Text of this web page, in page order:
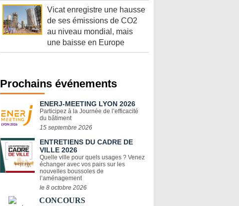
Vicat enregistre une hausse
de ses émissions de CO2
au niveau mondial, mais
une baisse en Europe
Prochains événements
ENERJ-MEETING LYON 2026
Participez à la Journée de l’efficacité
du bâtiment
15 septembre 2026
ENTRETIENS DU CADRE DE
VILLE 2026
Quelle ville pour quels usages ? Venez
échanger avec vos pairs sur les
nouvelles boussoles de
l’aménagement
le 8 octobre 2026
CONCOURS